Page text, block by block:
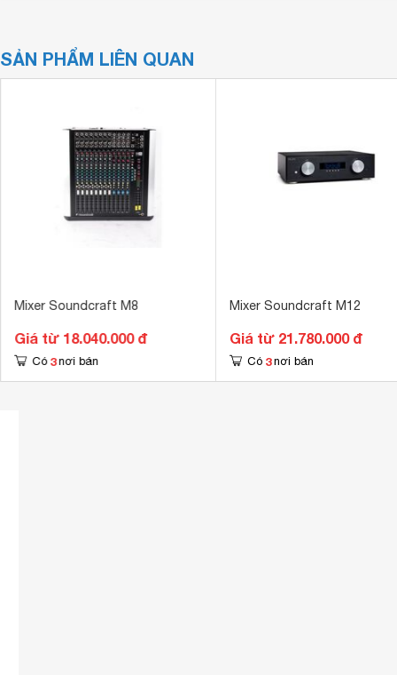
SẢN PHẨM LIÊN QUAN
Mixer Soundcraft M8
Giá từ 18.040.000 đ
Có 3 nơi bán
Mixer Soundcraft M12
Giá từ 21.780.000 đ
Có 3 nơi bán